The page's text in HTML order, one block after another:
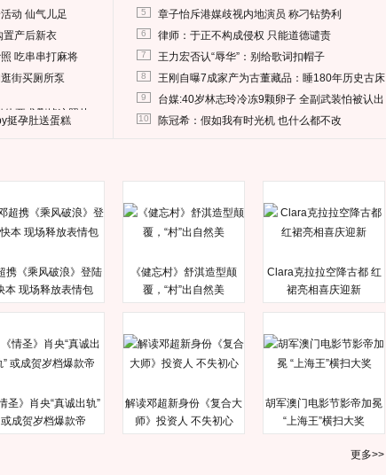
动 仙气儿足
置产后新衣
吃串串打麻将
街买厕所泵
要求删掉这照片
挺孕肚送蛋糕
5 章子怡斥港媒歧视内地演员 称刁钻势利
6 律师：于正不构成侵权 只能道德谴责
7 王力宏否认“辱华”：别给歌词扣帽子
8 王刚自曝7成家产为古董藏品：睡180年历史古床
9 台媒:40岁林志玲冷冻9颗卵子 全副武装怕被认出
10 陈冠希：假如我有时光机 也什么都不改
携《乘风破浪》登陆
本 现场释放表情包
《健忘村》舒淇造型颠
覆，“村”出自然美
Clara克拉拉空降古都 红
裙亮相喜庆迎新
情圣》肖央“真诚出轨”
或成贺岁档爆款帝
解读邓超新身份《复合大
师》投资人 不失初心
胡军澳门电影节影帝加冕
“上海王”横扫大奖
更多>>